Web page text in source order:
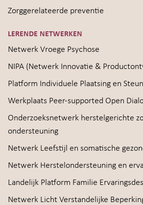
Zorggerelateerde preventie
LERENDE NETWERKEN
Netwerk Vroege Psychose
NIPA (Netwerk Innovatie &
Platform Individuele Plaatsing en Steun
Werkplaats Peer-supported Open
Onderzoeksnetwerk herstelgerichte
ondersteuning
Netwerk Leefstijl en somatische
Netwerk Herstelondersteuning en
Landelijk Platform Familie
Netwerk Licht Verstandelijke